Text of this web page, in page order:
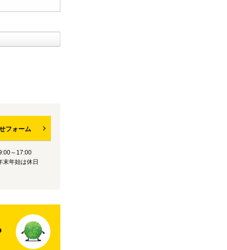
フォーム
～17:00
末年始は休日